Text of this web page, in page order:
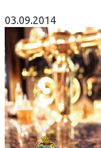
03.09.2014